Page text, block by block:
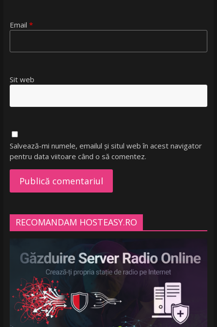
Email *
Sit web
Salvează-mi numele, emailul și situl web în acest navigator
pentru data viitoare când o să comentez.
RECOMANDAM HOSTEASY.RO